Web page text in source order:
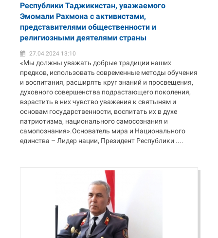
Республики Таджикистан, уважаемого
Эмомали Рахмона с активистами,
представителями общественности и
религиозными деятелями страны
27.04.2024 13:10
«Мы должны уважать добрые традиции наших
предков, использовать современные методы обучения
и воспитания, расширять круг знаний и просвещения,
духовного совершенства подрастающего поколения,
взрастить в них чувство уважения к святыням и
основам государственности, воспитать их в духе
патриотизма, национального самосознания и
самопознания».Основатель мира и Национального
единства – Лидер нации, Президент Республики ....